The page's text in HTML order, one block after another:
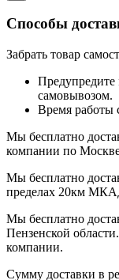
Способы
Забрать товар
Предупредите
самовывозом.
Время работы
Мы бесплатно
компании по
Мы бесплатно
пределах 20км
Мы бесплатно
Пензенской
компании.
Сумму доставки в